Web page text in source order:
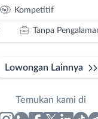
Kompetitif
Tanpa
Lowongan Lainnya
Temukan kami di